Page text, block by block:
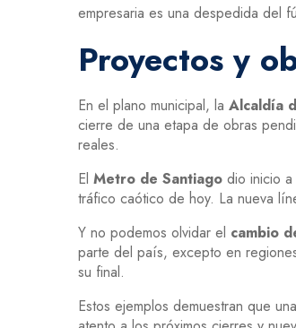
empresaria es una despedida del
Proyectos y
En el plano municipal, la Alcaldía
cierre de una etapa de obras
reales.
El Metro de Santiago dio inicio
tráfico caótico de hoy. La nueva
Y no podemos olvidar el cambio
parte del país, excepto en
su final.
Estos ejemplos demuestran que